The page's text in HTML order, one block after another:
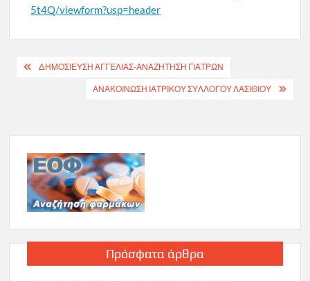
5t4Q/viewform?usp=header
Πλοήγηση
ΔΗΜΟΣΊΕΥΣΗ ΑΓΓΕΛΊΑΣ-ΑΝΑΖΉΤΗΣΗ ΓΙΑΤΡΏΝ
ΑΝΑΚΟΙΝΩΣΗ ΙΑΤΡΙΚΟΥ ΣΥΛΛΟΓΟΥ ΛΑΣΙΘΙΟΥ
Πρόσφατα άρθρα